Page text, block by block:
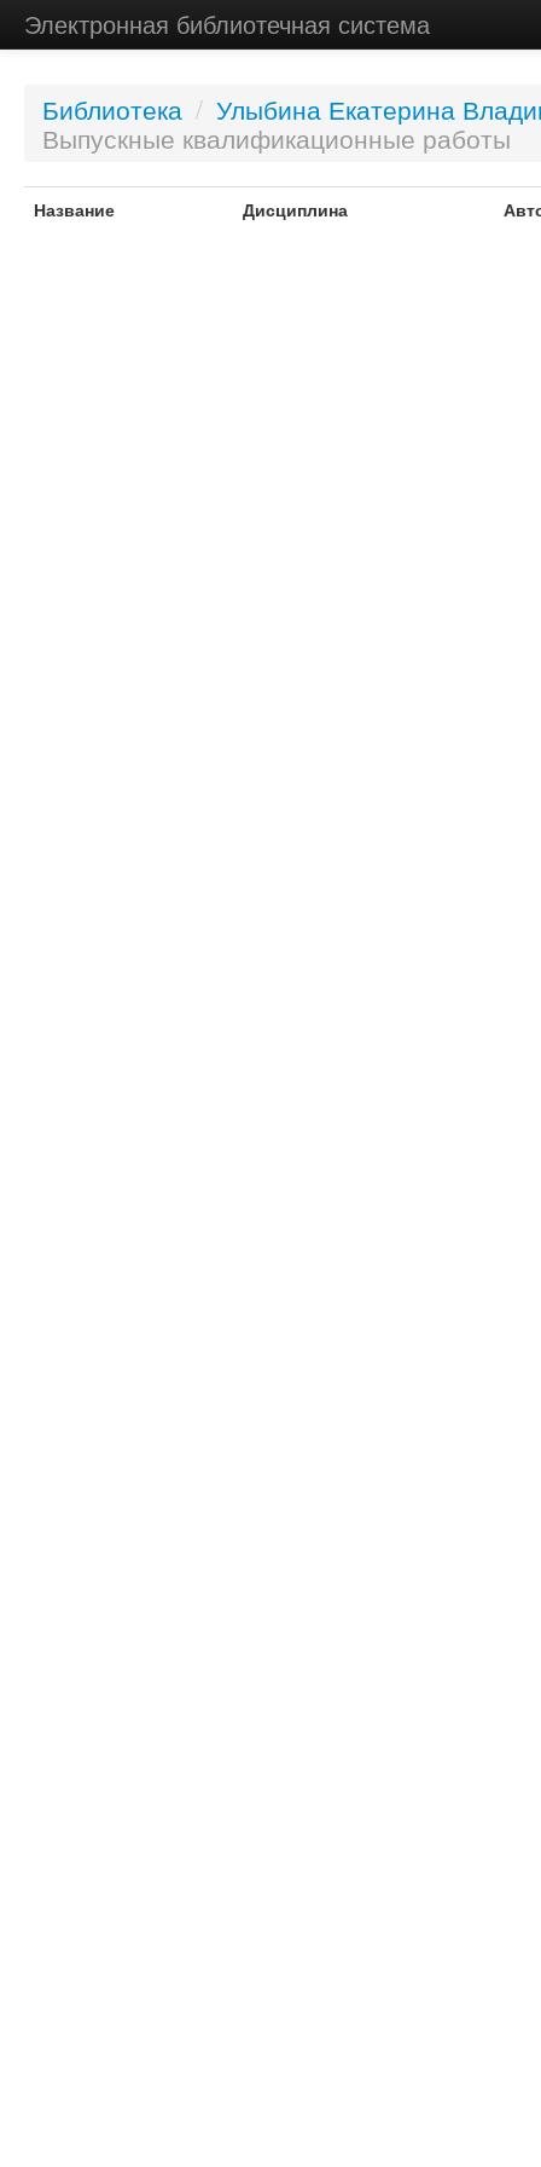
Электронная библиотечная система
Библиотека / Улыбина Екатерина
Выпускные квалификационные работы
Название Дисциплина